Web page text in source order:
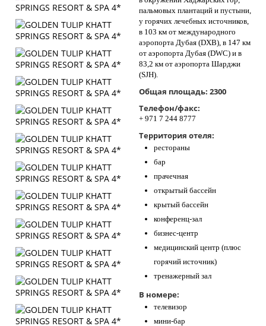
пальмовых плантаций и пустыни,
у горячих лечебных источников,
в 103 км от международного
аэропорта Дубая (DXB), в 147 км
от аэропорта Дубая (DWC) и в
83,2 км от аэропорта Шарджи
(SJH).
Общая площадь: 2300
Телефон/факс:
+ 971 7 244 8777
Территория отеля:
рестораны
бар
прачечная
открытый бассейн
крытый бассейн
конференц-зал
бизнес-центр
медицинский центр (плюс
горячий источник)
тренажерный зал
В номере:
телевизор
мини-бар